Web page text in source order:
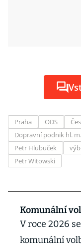
Praha ODS
Dopravní podnik hl.
Petr Hlubuček
Petr Witowski
Komunální
V roce 2026
komunální